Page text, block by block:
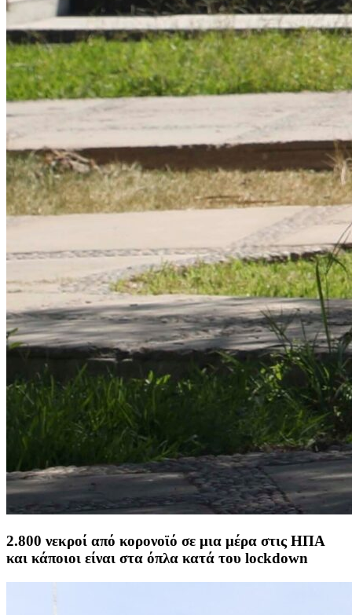
2.800 νεκροί από κορονοϊό σε μια μέρα στις ΗΠΑ
και κάποιοι είναι στα όπλα κατά του lockdown